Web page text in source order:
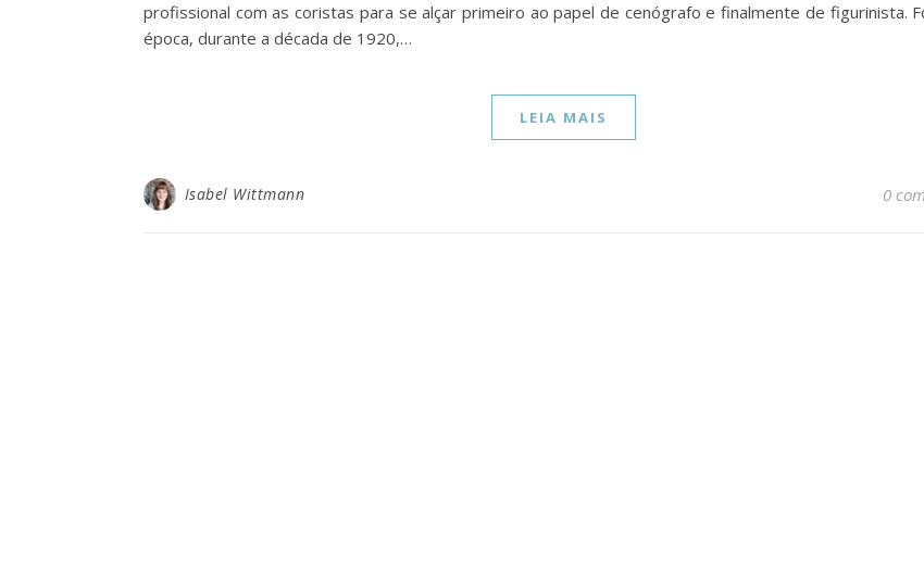
profissional com as coristas para se alçar primeiro ao papel de cenógrafo e finalmente de figurinista.
época, durante a década de 1920,…
LEIA MAIS
Isabel Wittmann 0